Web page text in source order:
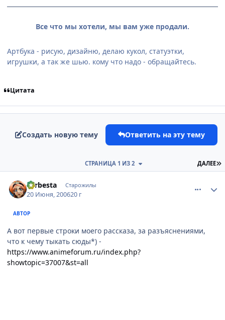
Все что мы хотели, мы вам уже продали.
Артбука - рисую, дизайню, делаю кукол, статуэтки,
игрушки, а так же шью. кому что надо - обращайтесь.
Цитата
Создать новую тему Ответить на эту тему
ДАЛЕЕ
СТРАНИЦА 1 ИЗ 2
Larbesta Старожилы
20 Июня, 200620 г
АВТОР
А вот первые строки моего рассказа, за разъяснениями,
что к чему тыкать сюды*) -
https://www.animeforum.ru/index.php?
showtopic=37007&st=all